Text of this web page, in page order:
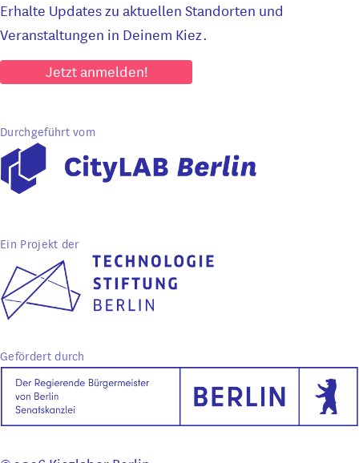
Erhalte Updates zu aktuellen Standorten und
Veranstaltungen in Deinem Kiez.
Jetzt anmelden!
Durchgeführt vom
Ein Projekt der
Gefördert durch